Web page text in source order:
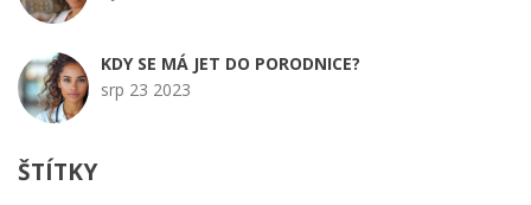
KDY SE MÁ JET DO PORODNICE?
srp 23 2023
ŠTÍTKY